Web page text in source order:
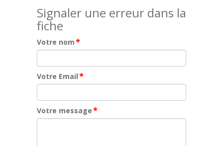
Signaler une erreur dans la
fiche
Votre nom*
Votre Email*
Votre message*